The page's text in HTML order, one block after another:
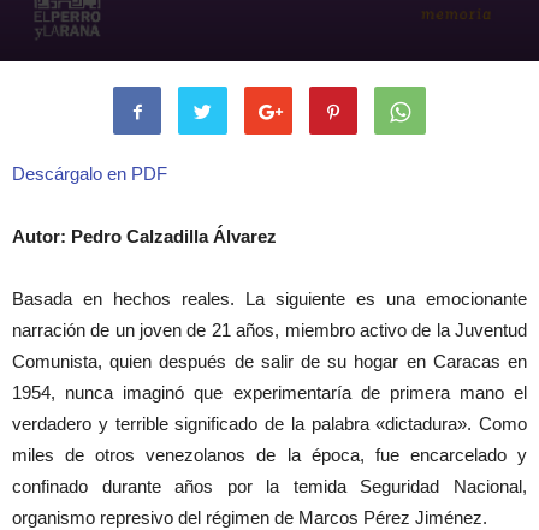
Descárgalo en PDF
Autor: Pedro Calzadilla Álvarez
Basada en hechos reales. La siguiente es una emocionante
narración de un joven de 21 años, miembro activo de la Juventud
Comunista, quien después de salir de su hogar en Caracas en
1954, nunca imaginó que experimentaría de primera mano el
verdadero y terrible significado de la palabra «dictadura». Como
miles de otros venezolanos de la época, fue encarcelado y
confinado durante años por la temida Seguridad Nacional,
organismo represivo del régimen de Marcos Pérez Jiménez.